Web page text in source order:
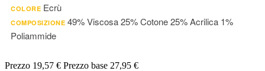
COLORE Ecrù
COMPOSIZIONE 49% Viscosa 25% Cotone 25% Acrilica 1%
Poliammide
Prezzo 19,57 € Prezzo base 27,95 €